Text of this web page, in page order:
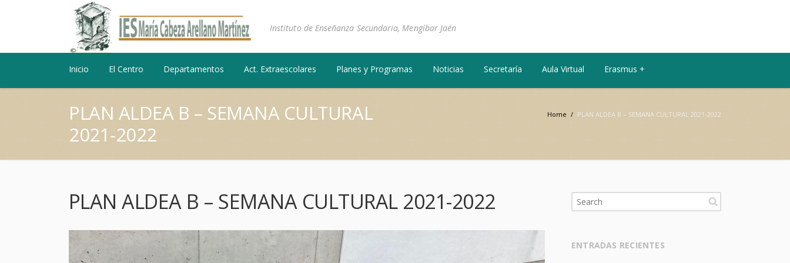
Instituto de Enseñanza Secundaria, Mengíbar Jaén
Inicio El Centro Departamentos Act. Extraescolares Planes y Programas Noticias Secretaría Aula Virtual Erasmus +
Home / PLAN ALDEA B – SEMANA CULTURAL 2021-2022
PLAN ALDEA B – SEMANA CULTURAL
2021-2022
PLAN ALDEA B – SEMANA CULTURAL 2021-2022
ENTRADAS RECIENTES